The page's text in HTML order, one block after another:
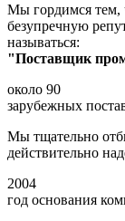
Мы гордимся тем,
безупречную
называться:
"Поставщик
около 90
зарубежных
Мы тщательно
действительно
2004
год основания